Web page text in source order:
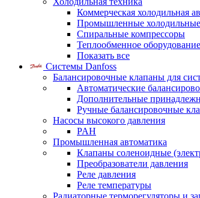
Коммерческая холодильная
Промышленные
Спиральные компрессоры
Теплообменное оборудование
Показать все
Системы Danfoss
Балансировочные клапаны для
Автоматические
Дополнительные
Ручные балансировочные
Насосы высокого давления
PAH
Промышленная автоматика
Клапаны соленоидные
Преобразователи давления
Реле давления
Реле температуры
Радиаторные терморегуляторы и